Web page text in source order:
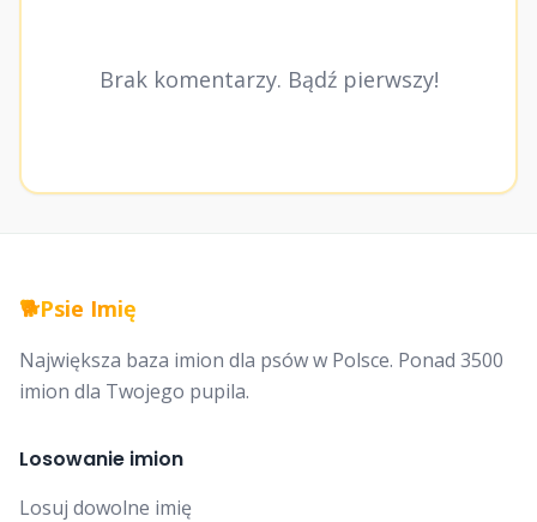
Brak komentarzy. Bądź pierwszy!
🐕Psie Imię
Największa baza imion dla psów w Polsce. Ponad 3500
imion dla Twojego pupila.
Losowanie imion
Losuj dowolne imię